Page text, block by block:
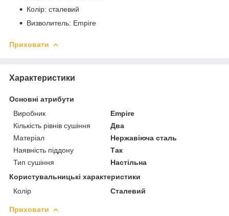
Колір: сталевий
Визволитель: Empire
Приховати
Характеристики
Основні атрибути
Виробник
Empire
Кількість рівнів сушіння
Два
Матеріал
Нержавіюча сталь
Наявність піддону
Так
Тип сушіння
Настільна
Користувальницькі характеристики
Колір
Сталевий
Приховати